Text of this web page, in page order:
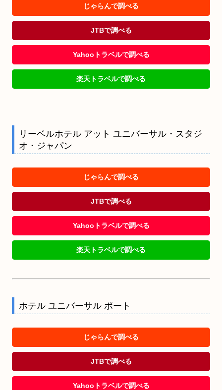
じゃらんで調べる
JTBで調べる
Yahooトラベルで調べる
楽天トラベルで調べる
リーベルホテル アット ユニバーサル・スタジ
オ・ジャパン
じゃらんで調べる
JTBで調べる
Yahooトラベルで調べる
楽天トラベルで調べる
ホテル ユニバーサル ポート
じゃらんで調べる
JTBで調べる
Yahooトラベルで調べる